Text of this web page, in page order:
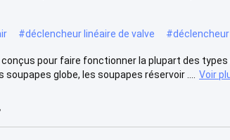
#déclencheur linéaire de valve #
pour faire fonctionner la plupart des
globe, les soupapes réservoir ....
Voir